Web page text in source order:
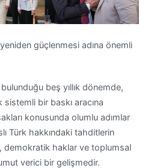
güçlenmesi adına önemli
beş yıllık dönemde,
sistemli bir baskı aracına
konusunda olumlu adımlar
Türk hakkındaki tahditlerin
demokratik haklar ve toplumsal
verici bir gelişmedir.